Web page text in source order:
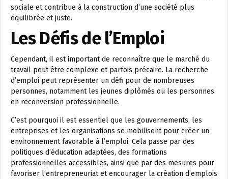
sociale et contribue à la construction d’une société plus
équilibrée et juste.
Les Défis de l’Emploi
Cependant, il est important de reconnaître que le marché du
travail peut être complexe et parfois précaire. La recherche
d’emploi peut représenter un défi pour de nombreuses
personnes, notamment les jeunes diplômés ou les personnes
en reconversion professionnelle.
C’est pourquoi il est essentiel que les gouvernements, les
entreprises et les organisations se mobilisent pour créer un
environnement favorable à l’emploi. Cela passe par des
politiques d’éducation adaptées, des formations
professionnelles accessibles, ainsi que par des mesures pour
favoriser l’entrepreneuriat et encourager la création d’emplois